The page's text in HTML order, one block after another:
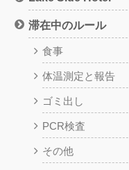
滞在中のルール
食事
体温測定と報告
ゴミ出し
PCR検査
その他